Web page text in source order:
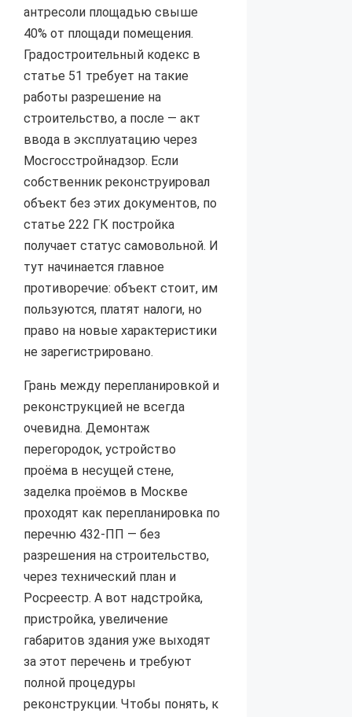
антресоли площадью свыше
40% от площади помещения.
Градостроительный кодекс в
статье 51 требует на такие
работы разрешение на
строительство, а после — акт
ввода в эксплуатацию через
Мосгосстройнадзор. Если
собственник реконструировал
объект без этих документов, по
статье 222 ГК постройка
получает статус самовольной. И
тут начинается главное
противоречие: объект стоит, им
пользуются, платят налоги, но
право на новые характеристики
не зарегистрировано.
Грань между перепланировкой и
реконструкцией не всегда
очевидна. Демонтаж
перегородок, устройство
проёма в несущей стене,
заделка проёмов в Москве
проходят как перепланировка по
перечню 432-ПП — без
разрешения на строительство,
через технический план и
Росреестр. А вот надстройка,
пристройка, увеличение
габаритов здания уже выходят
за этот перечень и требуют
полной процедуры
реконструкции. Чтобы понять, к